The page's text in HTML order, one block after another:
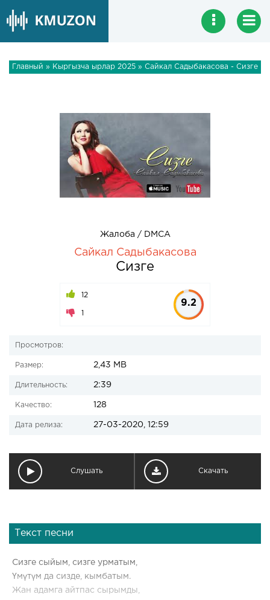
Главный » Кыргызча ырлар 2025 » Сайкал Садыбакасова - Сизге
Жалоба / DMCA
Сайкал Садыбакасова
Сизге
12
1
9.2
Просмотров:
Размер: 2,43 MB
Длительность: 2:39
Качество: 128
Дата релиза: 27-03-2020, 12:59
Слушать Скачать
Текст песни
Сизге сыйым, сизге урматым,
Үмүтүм да сизде, кымбатым.
Жан адамга айтпас сырымды,